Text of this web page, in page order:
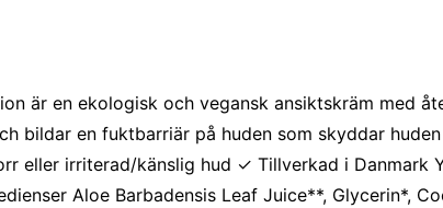
är en ekologisk och vegansk ansiktskräm med
bildar en fuktbarriär på huden som skyddar
eller irriterad/känslig hud ✓ Tillverkad i Danmark
Aloe Barbadensis Leaf Juice**, Glycerin*,